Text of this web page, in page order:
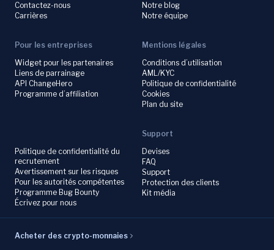
Contactez-nous
Carrières
Notre blog
Notre équipe
Pour les entreprises
Widget pour les partenaires
Liens de parrainage
API ChangeHero
Programme d’affiliation
Mentions légales
Conditions d’utilisation
AML/KYC
Politique de confidentialité
Cookies
Plan du site
Politique de confidentialité du
recrutement
Avertissement sur les risques
Pour les autorités compétentes
Programme Bug Bounty
Écrivez pour nous
Support
Devises
FAQ
Support
Protection des clients
Kit média
Acheter des crypto-monnaies